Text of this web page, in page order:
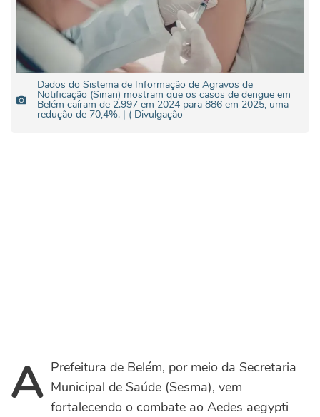
Dados do Sistema de Informação de Agravos de
Notificação (Sinan) mostram que os casos de dengue em
Belém caíram de 2.997 em 2024 para 886 em 2025, uma
redução de 70,4%. | ( Divulgação
A Prefeitura de Belém, por meio da Secretaria
Municipal de Saúde (Sesma), vem
fortalecendo o combate ao Aedes aegypti